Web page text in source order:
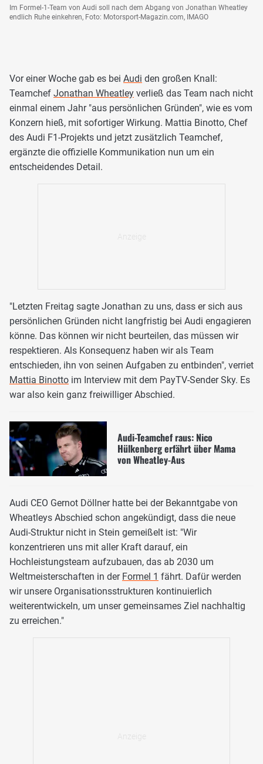
Im Formel-1-Team von Audi soll nach dem Abgang von Jonathan Wheatley
endlich Ruhe einkehren, Foto: Motorsport-Magazin.com, IMAGO
Vor einer Woche gab es bei Audi den großen Knall:
Teamchef Jonathan Wheatley verließ das Team nach nicht
einmal einem Jahr "aus persönlichen Gründen", wie es vom
Konzern hieß, mit sofortiger Wirkung. Mattia Binotto, Chef
des Audi F1-Projekts und jetzt zusätzlich Teamchef,
ergänzte die offizielle Kommunikation nun um ein
entscheidendes Detail.
"Letzten Freitag sagte Jonathan zu uns, dass er sich aus
persönlichen Gründen nicht langfristig bei Audi engagieren
könne. Das können wir nicht beurteilen, das müssen wir
respektieren. Als Konsequenz haben wir als Team
entschieden, ihn von seinen Aufgaben zu entbinden", verriet
Mattia Binotto im Interview mit dem PayTV-Sender Sky. Es
war also kein ganz freiwilliger Abschied.
Audi-Teamchef raus: Nico
Hülkenberg erfährt über Mama
von Wheatley-Aus
Audi CEO Gernot Döllner hatte bei der Bekanntgabe von
Wheatleys Abschied schon angekündigt, dass die neue
Audi-Struktur nicht in Stein gemeißelt ist: "Wir
konzentrieren uns mit aller Kraft darauf, ein
Hochleistungsteam aufzubauen, das ab 2030 um
Weltmeisterschaften in der Formel 1 fährt. Dafür werden
wir unsere Organisationsstrukturen kontinuierlich
weiterentwickeln, um unser gemeinsames Ziel nachhaltig
zu erreichen."